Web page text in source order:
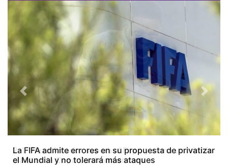
La FIFA admite errores en su propuesta de privatizar
el Mundial y no tolerará más ataques
Previous Next